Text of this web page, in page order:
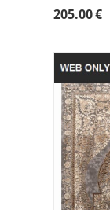
205.00€